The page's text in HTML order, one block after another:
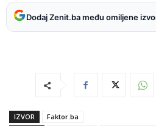
Dodaj Zenit.ba među omiljene
IZVOR
Faktor.ba